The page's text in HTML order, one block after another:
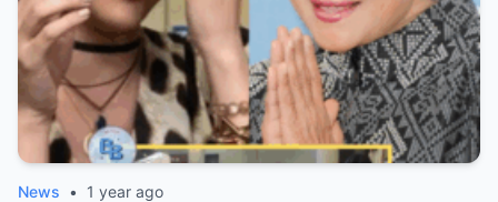
News • 1 year ago